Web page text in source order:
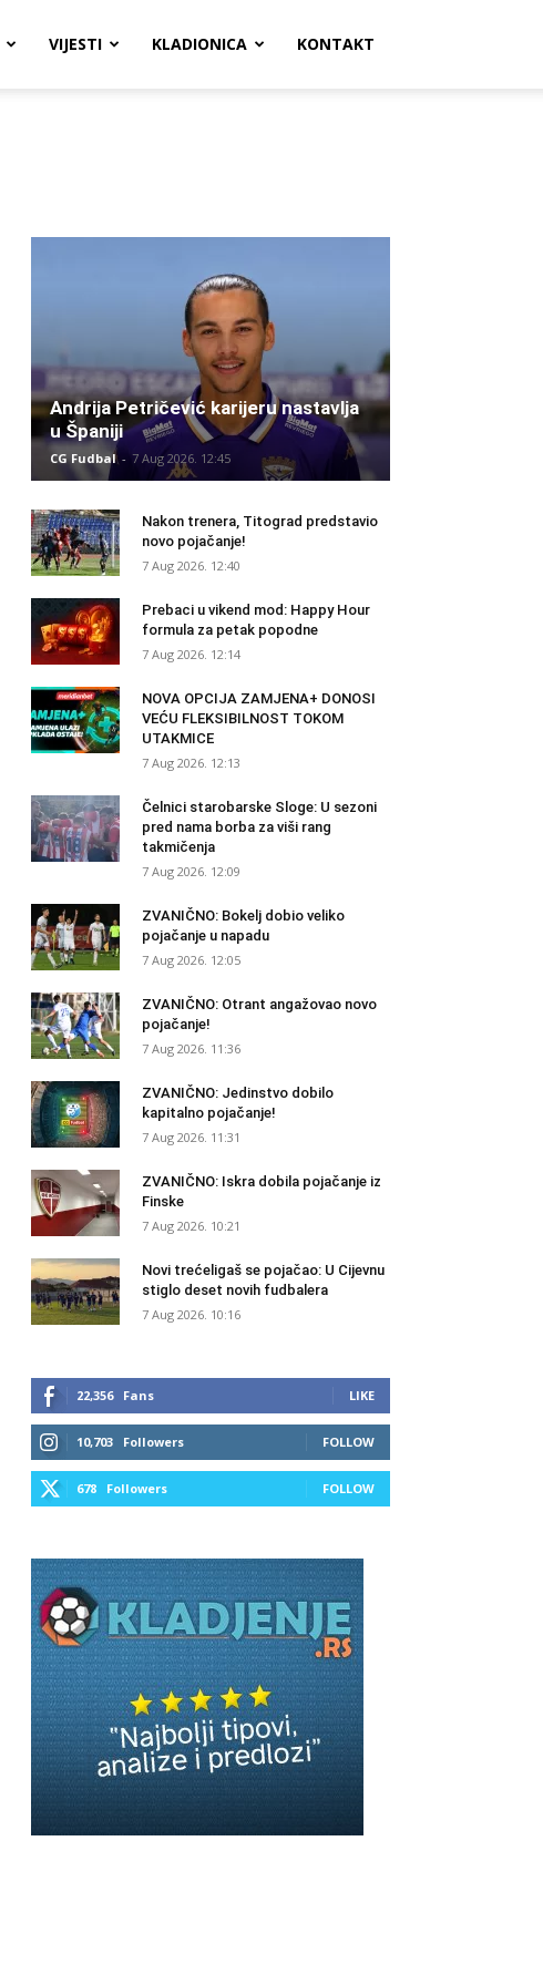
VIJESTI KLADIONICA KONTAKT
Andrija Petričević karijeru nastavlja
u Španiji
CG Fudbal - 7 Aug 2026. 12:45
Nakon trenera, Titograd predstavio
novo pojačanje!
7 Aug 2026. 12:40
Prebaci u vikend mod: Happy Hour
formula za petak popodne
7 Aug 2026. 12:14
NOVA OPCIJA ZAMJENA+ DONOSI
VEĆU FLEKSIBILNOST TOKOM
UTAKMICE
7 Aug 2026. 12:13
Čelnici starobarske Sloge: U sezoni
pred nama borba za viši rang
takmičenja
7 Aug 2026. 12:09
ZVANIČNO: Bokelj dobio veliko
pojačanje u napadu
7 Aug 2026. 12:05
ZVANIČNO: Otrant angažovao novo
pojačanje!
7 Aug 2026. 11:36
ZVANIČNO: Jedinstvo dobilo
kapitalno pojačanje!
7 Aug 2026. 11:31
ZVANIČNO: Iskra dobila pojačanje iz
Finske
7 Aug 2026. 10:21
Novi trećeligaš se pojačao: U Cijevnu
stiglo deset novih fudbalera
7 Aug 2026. 10:16
22,356 Fans LIKE
10,703 Followers FOLLOW
678 Followers FOLLOW